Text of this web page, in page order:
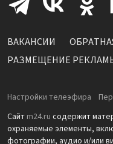
ВАКАНСИИ
РАЗМЕЩЕНИЕ
Настройки телеэфира
Сайт m24.ru содержит
охраняемые элементы,
фотографии, аудио и/или